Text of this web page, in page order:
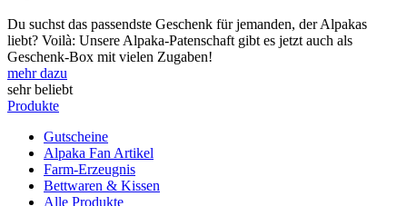
Du suchst das passendste Geschenk für jemanden, der Alpakas
liebt? Voilà: Unsere Alpaka-Patenschaft gibt es jetzt auch als
Geschenk-Box mit vielen Zugaben!
mehr dazu
sehr beliebt
Produkte
Gutscheine
Alpaka Fan Artikel
Farm-Erzeugnis
Bettwaren & Kissen
Alle Produkte